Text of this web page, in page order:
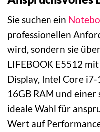
Sie suchen ein
professionellen
wird, sondern sie
LIFEBOOK E5512
Display, Intel Core
16GB RAM und einer
ideale Wahl für
Wert auf